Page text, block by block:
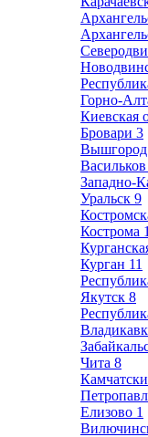
Горно-
Киевская
Бровари 3
Вышгород
Васильков
Западно-
Уральск 9
Кострома
Курган 11
Якутск 8
Чита 8
Елизово 1